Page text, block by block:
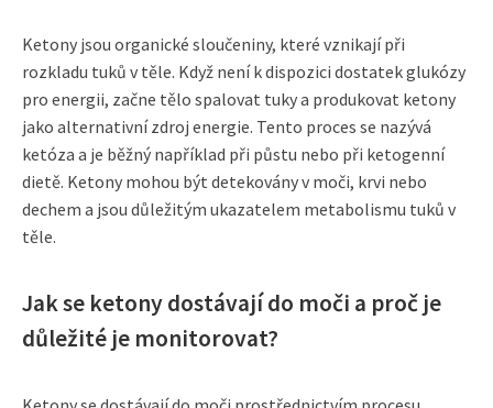
Ketony jsou organické sloučeniny, které vznikají při
rozkladu tuků v těle. Když není k dispozici dostatek glukózy
pro energii, začne tělo spalovat tuky a produkovat ketony
jako alternativní zdroj energie. Tento proces se nazývá
ketóza a je běžný například při půstu nebo při ketogenní
dietě. Ketony mohou být detekovány v moči, krvi nebo
dechem a jsou důležitým ukazatelem metabolismu tuků v
těle.
Jak se ketony dostávají do moči a proč je
důležité je monitorovat?